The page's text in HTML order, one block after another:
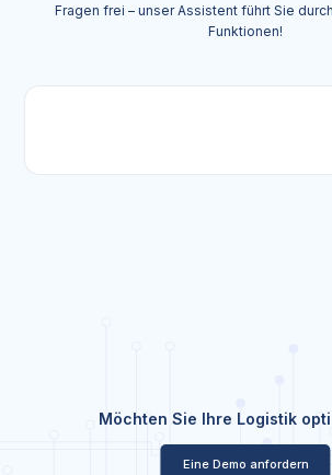
Fragen frei – unser Assistent führt Sie
Funktionen!
Möchten Sie Ihre Logistik
Eine Demo anfordern